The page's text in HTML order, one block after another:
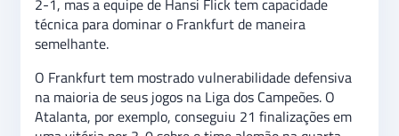
2-1, mas a equipe de Hansi Flick tem capacidade
técnica para dominar o Frankfurt de maneira
semelhante.
O Frankfurt tem mostrado vulnerabilidade defensiva
na maioria de seus jogos na Liga dos Campeões. O
Atalanta, por exemplo, conseguiu 21 finalizações em